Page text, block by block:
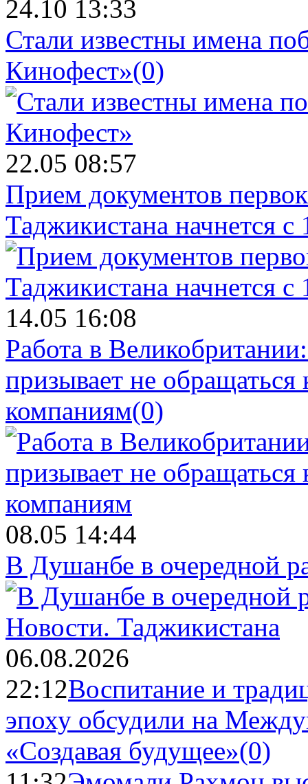
24.10 13:33
Стали известны имена
Кинофест»(0)
22.05 08:57
Прием документов
Таджикистана начнется с
14.05 16:08
Работа в
призывает не
компаниям(0)
08.05 14:44
В Душанбе в очередной
Новости. Таджикистана
06.08.2026
22:12Воспитание и
эпоху обсудили на
«Создавая будущее»(0)